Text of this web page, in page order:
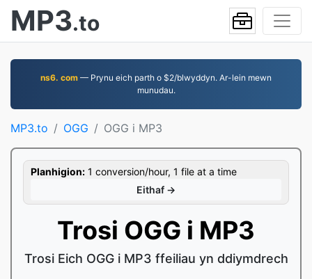
MP3.to
ns6. com — Prynu eich parth o $2/blwyddyn. Ar-lein mewn
munudau.
MP3.to OGG OGG i MP3
Planhigion: 1 conversion/hour, 1 file at a time
Eithaf →
Trosi OGG i MP3
Trosi Eich OGG i MP3 ffeiliau yn ddiymdrech